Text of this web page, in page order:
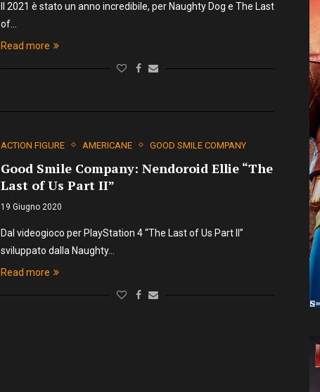
Il 2021 è stato un anno incredibile, per Naughty Dog e The Last
of…
Read more
ACTION FIGURE AMERICANE GOOD SMILE COMPANY
Good Smile Company: Nendoroid Ellie “The
Last of Us Part II”
19 Giugno 2020
Dal videogioco per PlayStation 4 “The Last of Us Part II”
sviluppato dalla Naughty…
Read more